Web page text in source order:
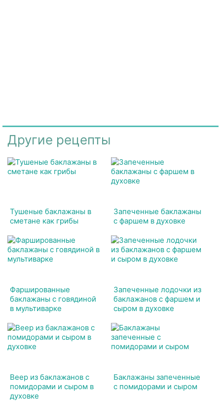
Другие рецепты
Тушеные баклажаны в
сметане как грибы
Запеченные баклажаны
с фаршем в духовке
Фаршированные
баклажаны с говядиной
в мультиварке
Запеченные лодочки из
баклажанов с фаршем и
сыром в духовке
Веер из баклажанов с
помидорами и сыром в
духовке
Баклажаны запеченные
с помидорами и сыром